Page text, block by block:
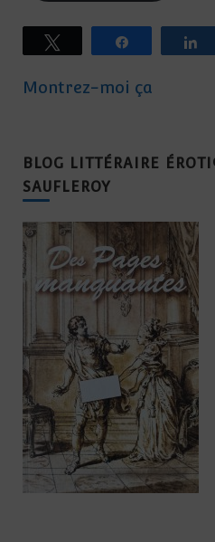
Tweetez Partagez
Montrez-moi ça
BLOG LITTÉRAIRE
SAUFLEROY